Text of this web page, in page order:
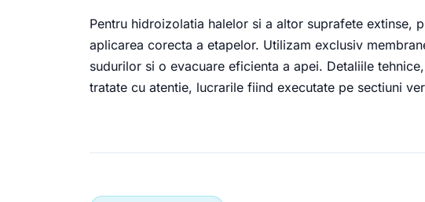
Pentru hidroizolatia halelor si a altor suprafete extinse,
aplicarea corecta a etapelor. Utilizam exclusiv
sudurilor si o evacuare eficienta a apei. Detaliile
tratate cu atentie, lucrarile fiind executate pe sectiuni